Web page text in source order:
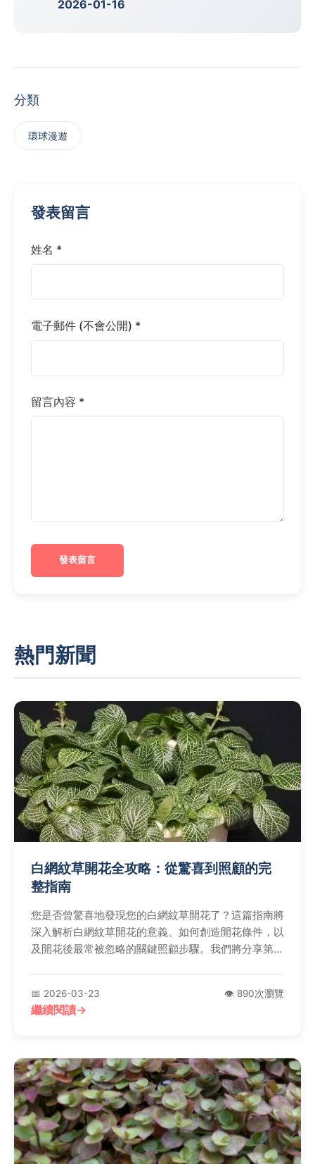
2026-01-16
分類
‌環球漫遊
發表留言
姓名 *
電子郵件 (不會公開) *
留言內容 *
發表留言
熱門新聞
白網紋草開花全攻略：從驚喜到照顧的完
整指南
您是否曾驚喜地發現您的白網紋草開花了？這篇指南將
深入解析白網紋草開花的意義、如何創造開花條件，以
及開花後最常被忽略的關鍵照顧步驟。我們將分享第一
📅 2026-03-23 👁️ 890次瀏覽
繼續閱讀